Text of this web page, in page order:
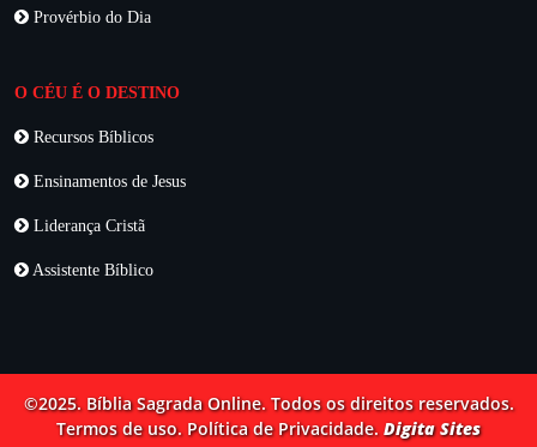
Provérbio do Dia
O CÉU É O DESTINO
Recursos Bíblicos
Ensinamentos de Jesus
Liderança Cristã
Assistente Bíblico
©2025. Bíblia Sagrada Online. Todos os direitos reservados.
Termos de uso. Política de Privacidade.Digita Sites